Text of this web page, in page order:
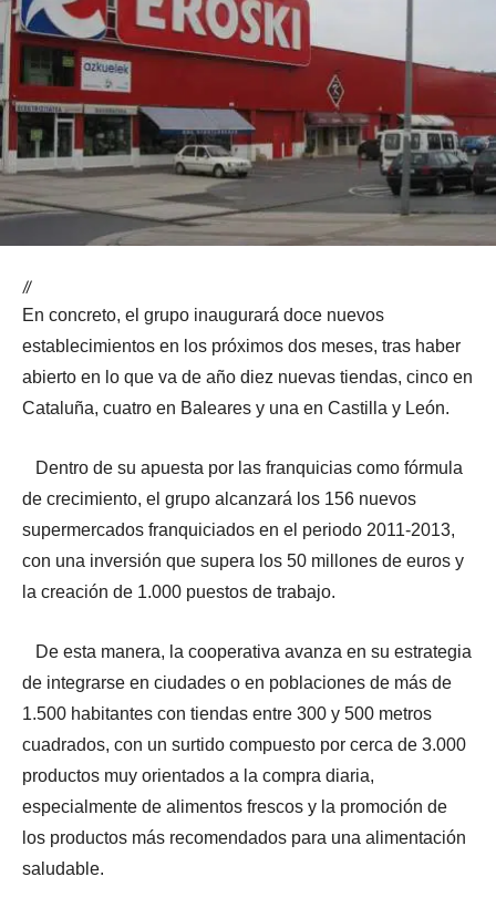
//
En concreto, el grupo inaugurará doce nuevos
establecimientos en los próximos dos meses, tras haber
abierto en lo que va de año diez nuevas tiendas, cinco en
Cataluña, cuatro en Baleares y una en Castilla y León.
Dentro de su apuesta por las franquicias como fórmula
de crecimiento, el grupo alcanzará los 156 nuevos
supermercados franquiciados en el periodo 2011-2013,
con una inversión que supera los 50 millones de euros y
la creación de 1.000 puestos de trabajo.
De esta manera, la cooperativa avanza en su estrategia
de integrarse en ciudades o en poblaciones de más de
1.500 habitantes con tiendas entre 300 y 500 metros
cuadrados, con un surtido compuesto por cerca de 3.000
productos muy orientados a la compra diaria,
especialmente de alimentos frescos y la promoción de
los productos más recomendados para una alimentación
saludable.